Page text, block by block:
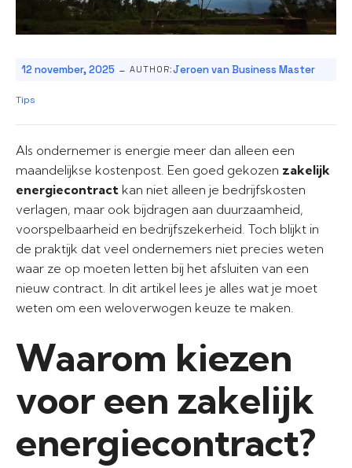
12 november, 2025 - AUTHOR:Jeroen van Business Master
Tips
Als ondernemer is energie meer dan alleen een
maandelijkse kostenpost. Een goed gekozen zakelijk
energiecontract kan niet alleen je bedrijfskosten
verlagen, maar ook bijdragen aan duurzaamheid,
voorspelbaarheid en bedrijfszekerheid. Toch blijkt in
de praktijk dat veel ondernemers niet precies weten
waar ze op moeten letten bij het afsluiten van een
nieuw contract. In dit artikel lees je alles wat je moet
weten om een weloverwogen keuze te maken.
Waarom kiezen
voor een zakelijk
energiecontract?